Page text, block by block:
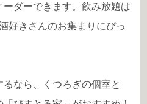
ダーできます。飲み放題は
好きさんのお集まりにぴっ
なら、くつろぎの個室と